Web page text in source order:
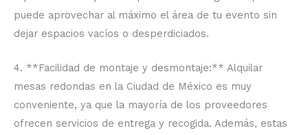
puede aprovechar al máximo el área de tu evento sin
dejar espacios vacíos o desperdiciados.
4. **Facilidad de montaje y desmontaje:** Alquilar
mesas redondas en la Ciudad de México es muy
conveniente, ya que la mayoría de los proveedores
ofrecen servicios de entrega y recogida. Además, estas